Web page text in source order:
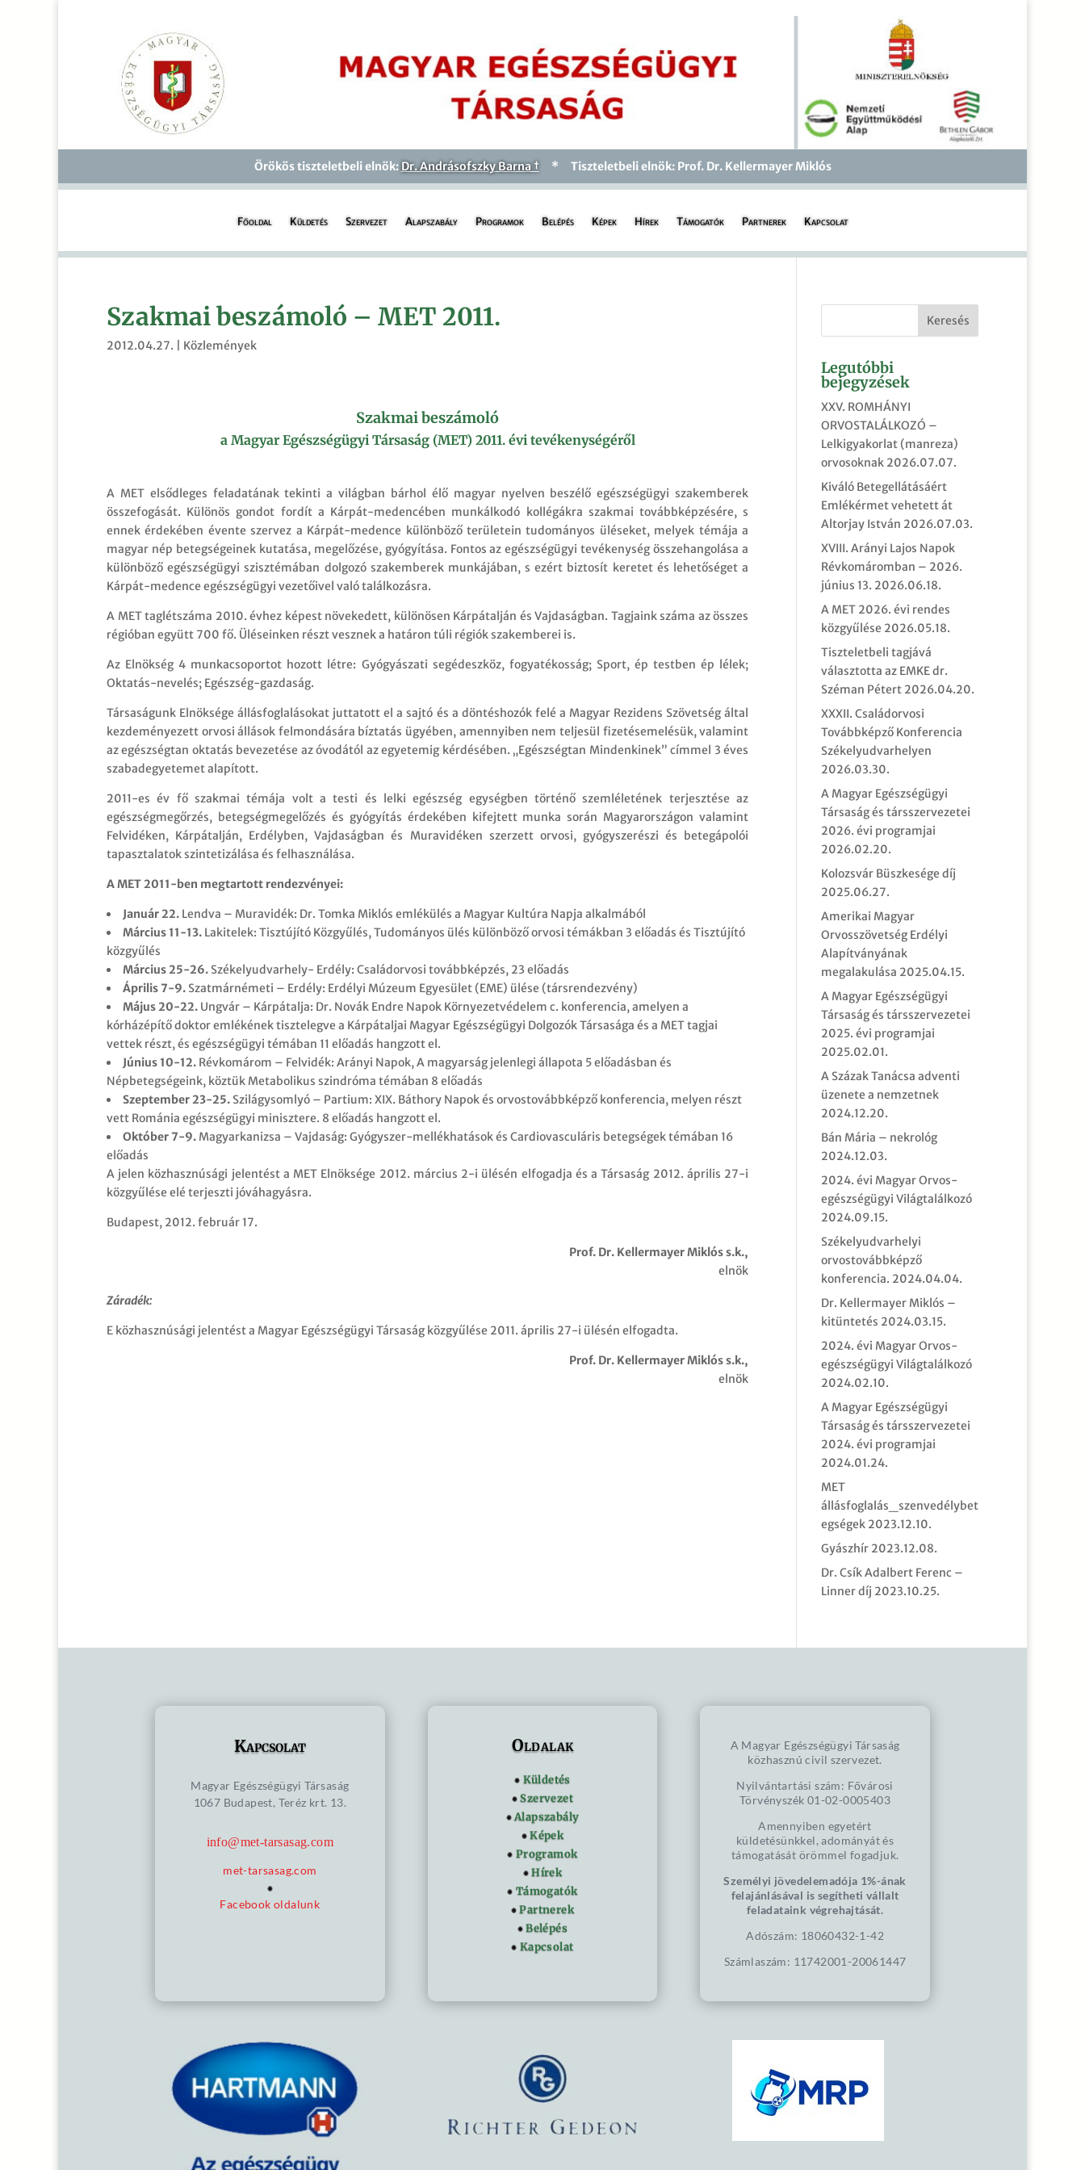
Örökös tiszteletbeli elnök:Dr. Andrásofszky Barna †* Tiszteletbeli elnök: Prof. Dr. Kellermayer Miklós
Főoldal Küldetés Szervezet Alapszabály Programok Belépés Képek Hírek Támogatók Partnerek Kapcsolat
Szakmai beszámoló – MET 2011.
2012.04.27. Közlemények
Szakmai beszámoló
a Magyar Egészségügyi Társaság (MET) 2011. évi tevékenységéről
A MET elsődleges feladatának tekinti a világban bárhol élő magyar nyelven beszélő egészségügyi szakemberek
összefogását. Különös gondot fordít a Kárpát-medencében munkálkodó kollégákra szakmai továbbképzésére, s
ennek érdekében évente szervez a Kárpát-medence különböző területein tudományos üléseket, melyek témája a
magyar nép betegségeinek kutatása, megelőzése, gyógyítása. Fontos az egészségügyi tevékenység összehangolása a
különböző egészségügyi szisztémában dolgozó szakemberek munkájában, s ezért biztosít keretet és lehetőséget a
Kárpát-medence egészségügyi vezetőivel való találkozásra.
A MET taglétszáma 2010. évhez képest növekedett, különösen Kárpátalján és Vajdaságban. Tagjaink száma az összes
régióban együtt 700 fő. Üléseinken részt vesznek a határon túli régiók szakemberei is.
Az Elnökség 4 munkacsoportot hozott létre: Gyógyászati segédeszköz, fogyatékosság; Sport, ép testben ép lélek;
Oktatás-nevelés; Egészség-gazdaság.
Társaságunk Elnöksége állásfoglalásokat juttatott el a sajtó és a döntéshozók felé a Magyar Rezidens Szövetség által
kezdeményezett orvosi állások felmondására bíztatás ügyében, amennyiben nem teljesül fizetésemelésük, valamint
az egészségtan oktatás bevezetése az óvodától az egyetemig kérdésében. „Egészségtan Mindenkinek” címmel 3 éves
szabadegyetemet alapított.
2011-es év fő szakmai témája volt a testi és lelki egészség egységben történő szemléletének terjesztése az
egészségmegőrzés, betegségmegelőzés és gyógyítás érdekében kifejtett munka során Magyarországon valamint
Felvidéken, Kárpátalján, Erdélyben, Vajdaságban és Muravidéken szerzett orvosi, gyógyszerészi és betegápolói
tapasztalatok szintetizálása és felhasználása.
A MET 2011-ben megtartott rendezvényei:
Január 22. Lendva – Muravidék: Dr. Tomka Miklós emlékülés a Magyar Kultúra Napja alkalmából
Március 11-13. Lakitelek: Tisztújító Közgyűlés, Tudományos ülés különböző orvosi témákban 3 előadás és Tisztújító
közgyűlés
Március 25-26. Székelyudvarhely- Erdély: Családorvosi továbbképzés, 23 előadás
Április 7-9. Szatmárnémeti – Erdély: Erdélyi Múzeum Egyesület (EME) ülése (társrendezvény)
Május 20-22. Ungvár – Kárpátalja: Dr. Novák Endre Napok Környezetvédelem c. konferencia, amelyen a
kórházépítő doktor emlékének tisztelegve a Kárpátaljai Magyar Egészségügyi Dolgozók Társasága és a MET tagjai
vettek részt, és egészségügyi témában 11 előadás hangzott el.
Június 10-12. Révkomárom – Felvidék: Arányi Napok, A magyarság jelenlegi állapota 5 előadásban és
Népbetegségeink, köztük Metabolikus szindróma témában 8 előadás
Szeptember 23-25. Szilágysomlyó – Partium: XIX. Báthory Napok és orvostovábbképző konferencia, melyen részt
vett Románia egészségügyi minisztere. 8 előadás hangzott el.
Október 7-9. Magyarkanizsa – Vajdaság: Gyógyszer-mellékhatások és Cardiovasculáris betegségek témában 16
előadás
A jelen közhasznúsági jelentést a MET Elnöksége 2012. március 2-i ülésén elfogadja és a Társaság 2012. április 27-i
közgyűlése elé terjeszti jóváhagyásra.
Budapest, 2012. február 17.
Prof. Dr. Kellermayer Miklós s.k.,
elnök
Záradék:
E közhasznúsági jelentést a Magyar Egészségügyi Társaság közgyűlése 2011. április 27-i ülésén elfogadta.
Prof. Dr. Kellermayer Miklós s.k.,
elnök
Legutóbbi
bejegyzések
XXV. ROMHÁNYI
ORVOSTALÁLKOZÓ –
Lelkigyakorlat (manreza)
orvosoknak 2026.07.07.
Kiváló Betegellátásáért
Emlékérmet vehetett át
Altorjay István 2026.07.03.
XVIII. Arányi Lajos Napok
Révkomáromban – 2026.
június 13. 2026.06.18.
A MET 2026. évi rendes
közgyűlése 2026.05.18.
Tiszteletbeli tagjává
választotta az EMKE dr.
Széman Pétert 2026.04.20.
XXXII. Családorvosi
Továbbképző Konferencia
Székelyudvarhelyen
2026.03.30.
A Magyar Egészségügyi
Társaság és társszervezetei
2026. évi programjai
2026.02.20.
Kolozsvár Büszkesége díj
2025.06.27.
Amerikai Magyar
Orvosszövetség Erdélyi
Alapítványának
megalakulása 2025.04.15.
A Magyar Egészségügyi
Társaság és társszervezetei
2025. évi programjai
2025.02.01.
A Százak Tanácsa adventi
üzenete a nemzetnek
2024.12.20.
Bán Mária – nekrológ
2024.12.03.
2024. évi Magyar Orvos-
egészségügyi Világtalálkozó
2024.09.15.
Székelyudvarhelyi
orvostovábbképző
konferencia. 2024.04.04.
Dr. Kellermayer Miklós –
kitüntetés 2024.03.15.
2024. évi Magyar Orvos-
egészségügyi Világtalálkozó
2024.02.10.
A Magyar Egészségügyi
Társaság és társszervezetei
2024. évi programjai
2024.01.24.
MET
állásfoglalás_szenvedélybet
egségek 2023.12.10.
Gyászhír 2023.12.08.
Dr. Csík Adalbert Ferenc –
Linner díj 2023.10.25.
Kapcsolat
Magyar Egészségügyi Társaság
1067 Budapest, Teréz krt. 13.
info@met-tarsasag.com
met-tarsasag.com
Facebook oldalunk
Oldalak
Küldetés
Szervezet
Alapszabály
Képek
Programok
Hírek
Támogatók
Partnerek
Belépés
Kapcsolat
A Magyar Egészségügyi Társaság
közhasznú civil szervezet.
Nyilvántartási szám: Fővárosi
Törvényszék 01-02-0005403
Amennyiben egyetért
küldetésünkkel, adományát és
támogatását örömmel fogadjuk.
Személyi jövedelemadója 1%-ának
felajánlásával is segítheti vállalt
feladataink végrehajtását.
Adószám: 18060432-1-42
Számlaszám: 11742001-20061447